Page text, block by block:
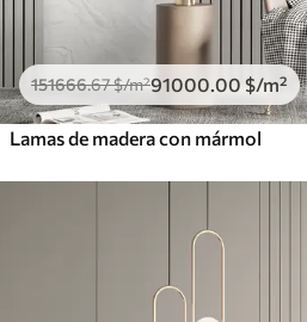
151666.67$/m²91000 .00 $/m²
Lamas de madera con mármol